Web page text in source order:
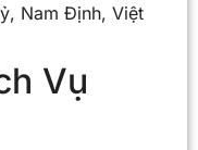
Nam Định, Việt
Vụ